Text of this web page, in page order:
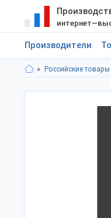
Производители
Российские товары